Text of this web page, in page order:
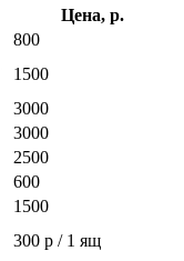
Цена, р.
800
1500
3000
3000
2500
600
1500
300 р / 1 ящ